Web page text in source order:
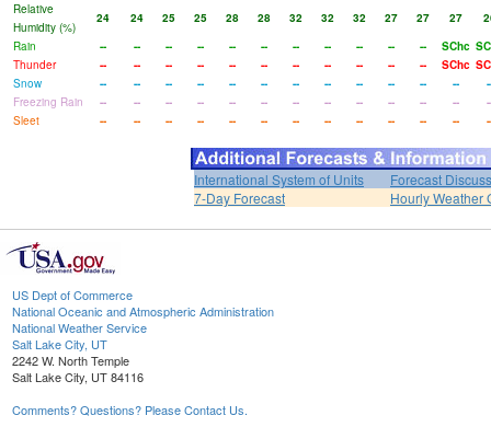
Relative
Humidity (%)
24 24 25 25 28 28 32 32 32 27 27 27
Rain
-- -- -- -- -- -- -- -- -- -- -- SChc
Thunder
-- -- -- -- -- -- -- -- -- -- -- SChc
Snow
-- -- -- -- -- -- -- -- -- -- -- --
Freezing Rain
-- -- -- -- -- -- -- -- -- -- -- --
Sleet
-- -- -- -- -- -- -- -- -- -- -- --
International System of Units
Forecast
7-Day Forecast
Hourly Weather
US Dept of Commerce
National Oceanic and Atmospheric Administration
National Weather Service
Salt Lake City, UT
2242 W. North Temple
Salt Lake City, UT 84116
Comments? Questions? Please Contact Us.